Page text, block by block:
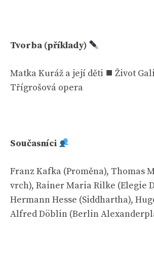
Tvorba (příklady)
Matka Kuráž a její děti ⯀ Život
Třígrošová opera
Současníci
Franz Kafka (Proměna), Thomas
vrch), Rainer Maria Rilke (Elegie
Hermann Hesse (Siddhartha),
Alfred Döblin (Berlin